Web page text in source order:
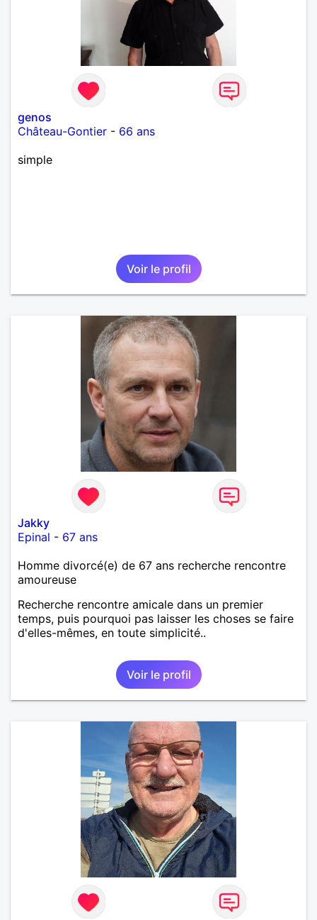
genos
Château-Gontier - 66 ans
simple
Voir le profil
Jakky
Epinal - 67 ans
Homme divorcé(e) de 67 ans recherche rencontre
amoureuse
Recherche rencontre amicale dans un premier
temps, puis pourquoi pas laisser les choses se faire
d'elles-mêmes, en toute simplicité..
Voir le profil